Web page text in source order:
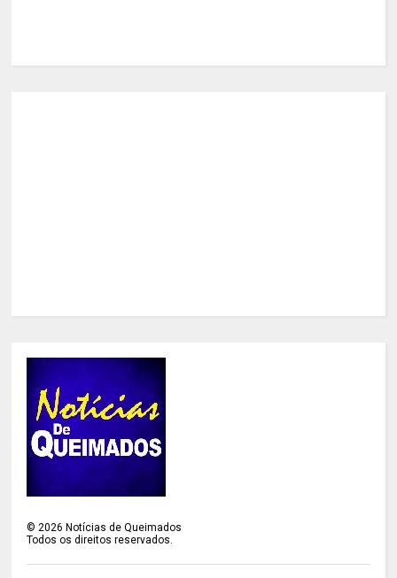
© 2026 Notícias de Queimados
Todos os direitos reservados.